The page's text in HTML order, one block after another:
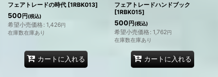
フェアトレードの時代 [1RBK013]
500円(税込)
希望小売価格 : 1,426円
在庫数在庫あり
カートに入れる
フェアトレードハンドブック
[1RBK015]
500円(税込)
希望小売価格 : 1,762円
在庫数在庫あり
カートに入れる